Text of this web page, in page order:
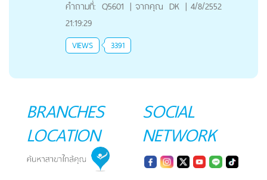
คำถามที่: Q5601 | จากคุณ DK | 4/8/2552
21:19:29
VIEWS 3391
BRANCHES
LOCATION
SOCIAL
NETWORK